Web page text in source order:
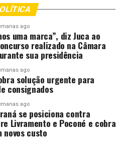
que o intercâmbio com a
para que o Brasil
e monitoramento nesse
de transição para uma
o interesse de Brasil e
financeira, com
de financiamento voltados à
ecológica e ao
ago
uma marca”, diz Juca ao
realizado na Câmara
sua presidência
ago
solução urgente para
consignados
ago
se posiciona contra
Livramento e Poconé e cobra
novos custo